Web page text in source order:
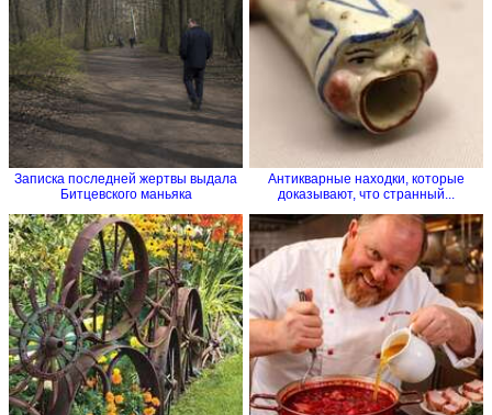
Записка последней жертвы выдала
Битцевского маньяка
Антикварные находки, которые
доказывают, что странный...